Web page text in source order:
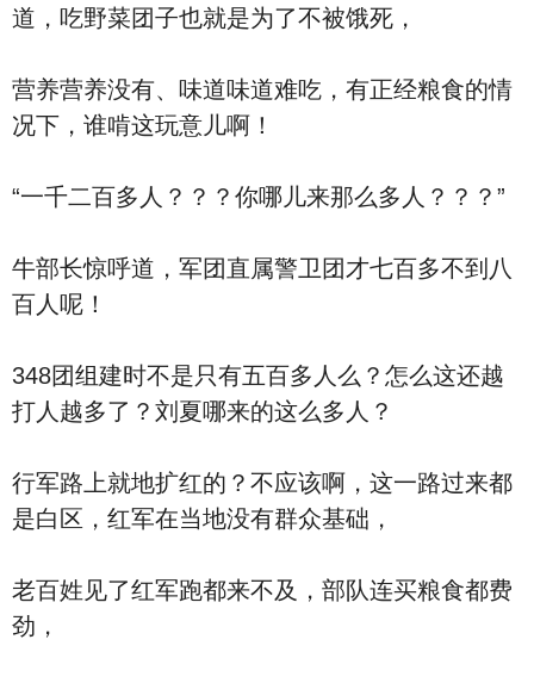
道，吃野菜团子也就是为了不被饿死，
营养营养没有、味道味道难吃，有正经粮食的情
况下，谁啃这玩意儿啊！
“一千二百多人？？？你哪儿来那么多人？？？”
牛部长惊呼道，军团直属警卫团才七百多不到八
百人呢！
348团组建时不是只有五百多人么？怎么这还越
打人越多了？刘夏哪来的这么多人？
行军路上就地扩红的？不应该啊，这一路过来都
是白区，红军在当地没有群众基础，
老百姓见了红军跑都来不及，部队连买粮食都费
劲，